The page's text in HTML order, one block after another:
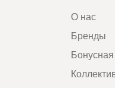
О нас
Бренды